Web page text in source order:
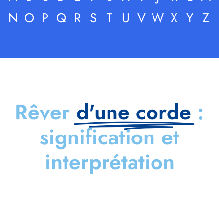
N O P Q R S T U V W X Y Z
Rêver d'une corde :
signification et
interprétation